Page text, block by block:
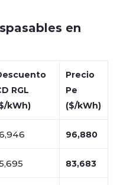
en
RGL
kWh)
Precio
Pe
($/kWh)
96,880
83,683